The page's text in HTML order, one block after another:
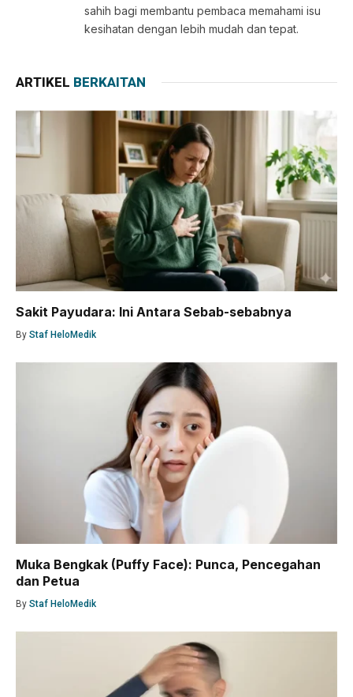
sahih bagi membantu pembaca memahami isu
kesihatan dengan lebih mudah dan tepat.
ARTIKEL BERKAITAN
Sakit Payudara: Ini Antara Sebab-sebabnya
By Staf HeloMedik
Muka Bengkak (Puffy Face): Punca, Pencegahan
dan Petua
By Staf HeloMedik